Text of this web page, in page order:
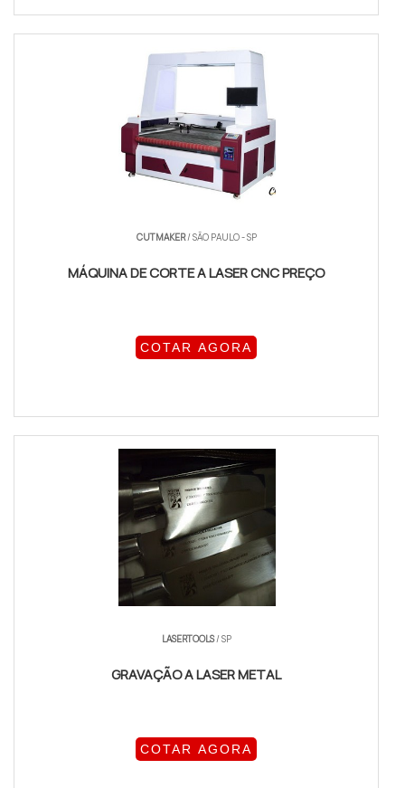
CUTMAKER/ SÃO PAULO - SP
MÁQUINA DE CORTE A LASER CNC PREÇO
COTAR AGORA
LASERTOOLS/ SP
GRAVAÇÃO A LASER METAL
COTAR AGORA